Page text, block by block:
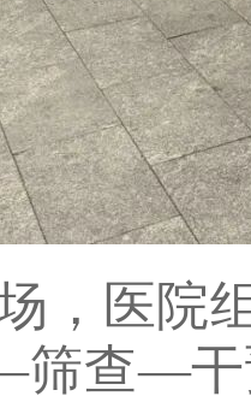
，医院
筛查—干